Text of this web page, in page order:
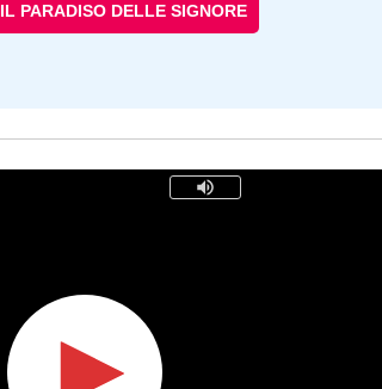
IL PARADISO DELLE SIGNORE